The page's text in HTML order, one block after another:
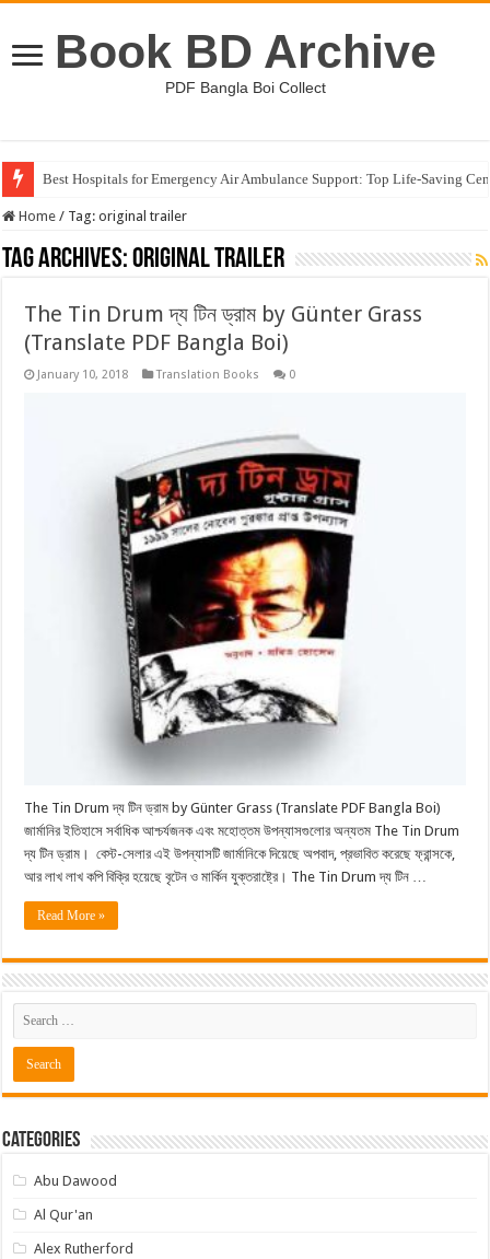
Book BD Archive
PDF Bangla Boi Collect
Best Hospitals for Emergency Air Ambulance Support: Top Life-Saving
Home / Tag:original trailer
Tag Archives:original trailer
The Tin Drum দ্য টিন ড্রাম by Günter Grass
(Translate PDF Bangla Boi)
January 10, 2018 Translation Books 0
The Tin Drum দ্য টিন ড্রাম by Günter Grass (Translate PDF Bangla Boi)
জার্মানির ইতিহাসে সর্বাধিক আশ্চর্যজনক এবং মহােত্তম উপন্যাসগুলাের অন্যতম The Tin Drum
দ্য টিন ড্রাম। বেস্ট-সেলার এই উপন্যাসটি জার্মানিকে দিয়েছে অপবাদ, প্রভাবিত করেছে ফ্রান্সকে,
আর লাখ লাখ কপি বিক্রি হয়েছে বৃটেন ও মার্কিন যুক্তরাষ্ট্রে। The Tin Drum দ্য টিন …
Read More »
Categories
Abu Dawood
Al Qur'an
Alex Rutherford